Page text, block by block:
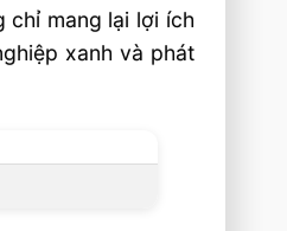
chỉ mang lại lợi ích
xanh và phát